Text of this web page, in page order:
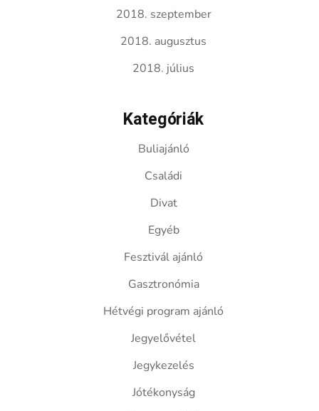
2018. szeptember
2018. augusztus
2018. július
Kategóriák
Buliajánló
Családi
Divat
Egyéb
Fesztivál ajánló
Gasztronómia
Hétvégi program ajánló
Jegyelővétel
Jegykezelés
Jótékonyság